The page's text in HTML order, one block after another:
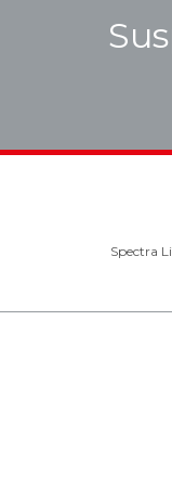
Spectra